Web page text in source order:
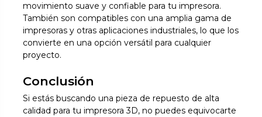
movimiento suave y confiable para tu impresora.
También son compatibles con una amplia gama de
impresoras y otras aplicaciones industriales, lo que los
convierte en una opción versátil para cualquier
proyecto.
Conclusión
Si estás buscando una pieza de repuesto de alta
calidad para tu impresora 3D, no puedes equivocarte